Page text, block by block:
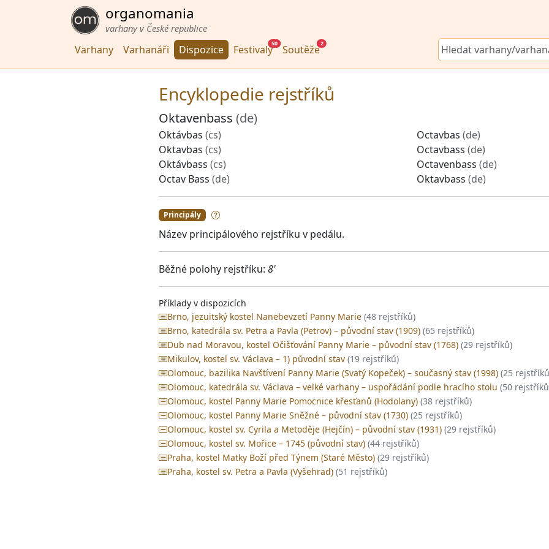
organomania
varhany v České republice
Varhany Varhanáři Dispozice Festivaly50 Soutěže2
Encyklopedie rejstříků
Oktavenbass (de)
Oktávbas (cs)
Oktavbas (cs)
Oktávbass (cs)
Octav Bass (de)
Octavbas (de)
Octavbass (de)
Octavenbass (de)
Oktavbass (de)
Principály
Název principálového rejstříku v pedálu.
Běžné polohy rejstříku: 8'
Příklady v dispozicích
Brno, jezuitský kostel Nanebevzetí Panny Marie (48 rejstříků)
Brno, katedrála sv. Petra a Pavla (Petrov) – původní stav (1909) (65 rejstříků)
Dub nad Moravou, kostel Očišťování Panny Marie – původní stav (1768) (29 rejstříků)
Mikulov, kostel sv. Václava – 1) původní stav (19 rejstříků)
Olomouc, bazilika Navštívení Panny Marie (Svatý Kopeček) – současný stav (1998) (25
Olomouc, katedrála sv. Václava – velké varhany – uspořádání podle hracího stolu (50
Olomouc, kostel Panny Marie Pomocnice křesťanů (Hodolany) (38 rejstříků)
Olomouc, kostel Panny Marie Sněžné – původní stav (1730) (25 rejstříků)
Olomouc, kostel sv. Cyrila a Metoděje (Hejčín) – původní stav (1931) (29 rejstříků)
Olomouc, kostel sv. Mořice – 1745 (původní stav) (44 rejstříků)
Praha, kostel Matky Boží před Týnem (Staré Město) (29 rejstříků)
Praha, kostel sv. Petra a Pavla (Vyšehrad) (51 rejstříků)